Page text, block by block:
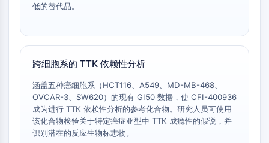
CX3CR1
TREM受体
粘蛋白
P-选择素
CD38
CD47
IKAROS家族
BCL6
NTPDase
低的替代品。
跨细胞系的 TTK 依赖性分析
涵盖五种癌细胞系（HCT116、A549、MD-MB-468、
OVCAR-3、SW620）的现有 GI50 数据，使 CFI-400936
成为进行 TTK 依赖性分析的参考化合物。研究人员可使用
该化合物检验关于特定癌症亚型中 TTK 成瘾性的假说，并
识别潜在的反应生物标志物。